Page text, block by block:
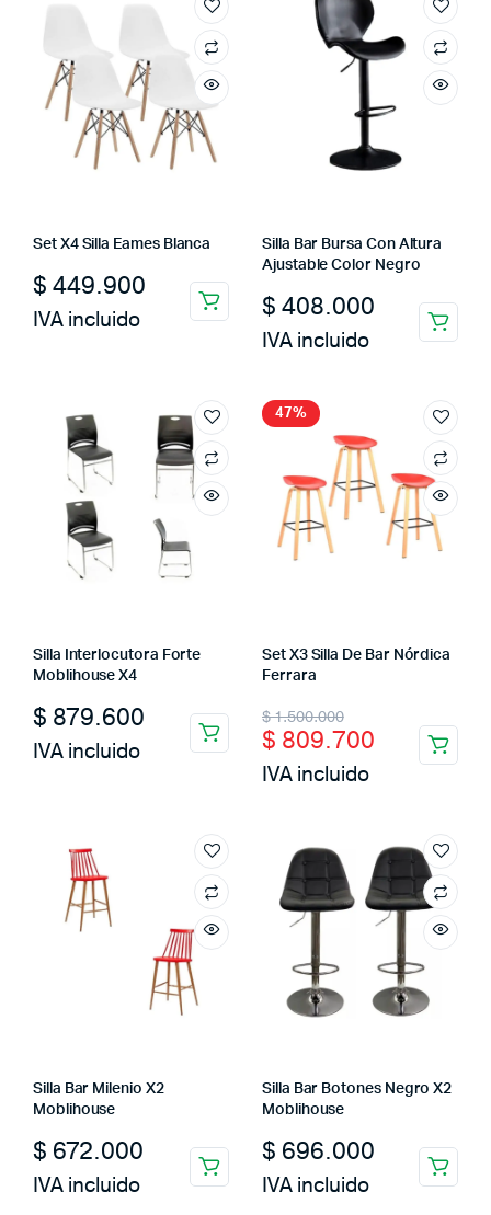
Set X4 Silla Eames Blanca
$ 449.900
IVA incluido
Silla Bar Bursa Con Altura
Ajustable Color Negro
$ 408.000
IVA incluido
Silla Interlocutora Forte
Moblihouse X4
$ 879.600
IVA incluido
47%
Set X3 Silla De Bar Nórdica
Ferrara
$1.500.000
Original
price
was:
$ 809.700
Current
price
is:
IVA incluido
Silla Bar Milenio X2
Moblihouse
$ 672.000
IVA incluido
Silla Bar Botones Negro X2
Moblihouse
$ 696.000
IVA incluido